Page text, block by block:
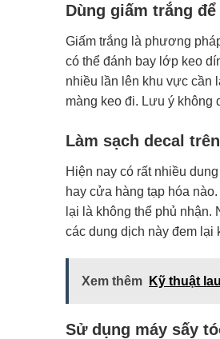
Dùng giấm trắng
Giấm trắng là phương
có thể đánh bay lớp keo
nhiều lần lên khu vực cần
màng keo đi. Lưu ý không
Làm sạch decal
Hiện nay có rất nhiều
hay cửa hàng tạp hóa
lại là không thể phủ
các dung dịch này đem lại
Xem thêm Kỹ thuật
Sử dụng máy sấy